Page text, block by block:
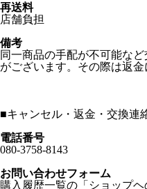
再送料
店舗負担
備考
同一商品の手配が不可能な
がございます。その際は返金
■キャンセル・返金・交換連
電話番号
080-3758-8143
お問い合わせフォーム
購入履歴一覧の「ショップ